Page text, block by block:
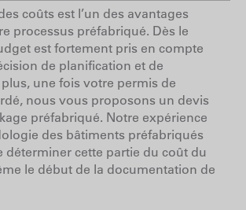
coûts est l’un des avantages
processus préfabriqué. Dès le
est fortement pris en compte
de planification et de
une fois votre permis de
nous vous proposons un devis
préfabriqué. Notre expérience
des bâtiments préfabriqués
déterminer cette partie du coût du
le début de la documentation de